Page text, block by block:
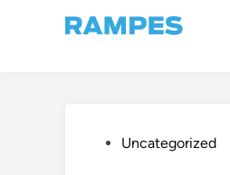
PostedUncategorized